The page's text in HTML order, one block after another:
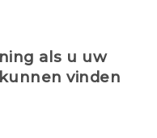
als u uw
vinden